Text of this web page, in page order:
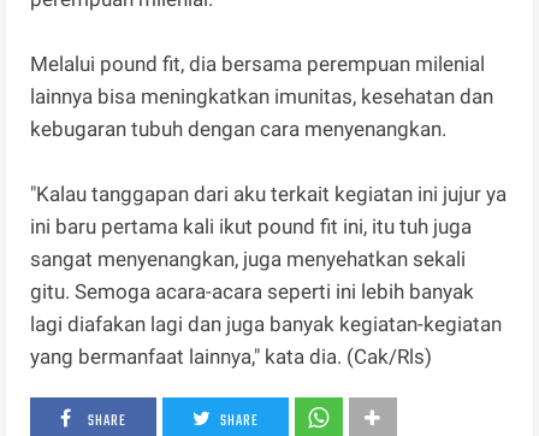
Melalui pound fit, dia bersama perempuan milenial
lainnya bisa meningkatkan imunitas, kesehatan dan
kebugaran tubuh dengan cara menyenangkan.
"Kalau tanggapan dari aku terkait kegiatan ini jujur ya
ini baru pertama kali ikut pound fit ini, itu tuh juga
sangat menyenangkan, juga menyehatkan sekali
gitu. Semoga acara-acara seperti ini lebih banyak
lagi diafakan lagi dan juga banyak kegiatan-kegiatan
yang bermanfaat lainnya," kata dia. (Cak/Rls)
SHARE SHARE